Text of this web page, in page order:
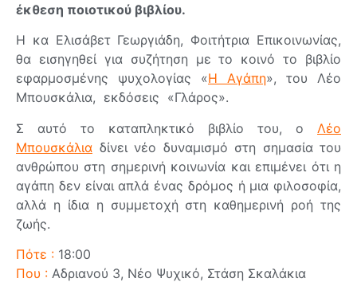
έκθεση ποιοτικού βιβλίου.
Η κα Ελισάβετ Γεωργιάδη, Φοιτήτρια Επικοινωνίας,
θα εισηγηθεί για συζήτηση με το κοινό το βιβλίο
εφαρμοσμένης ψυχολογίας «Η Αγάπη», του Λέο
Μπουσκάλια, εκδόσεις «Γλάρος».
Σ αυτό το καταπληκτικό βιβλίο του, ο Λέο
Μπουσκάλια δίνει νέο δυναμισμό στη σημασία του
ανθρώπου στη σημερινή κοινωνία και επιμένει ότι η
αγάπη δεν είναι απλά ένας δρόμος ή μια φιλοσοφία,
αλλά η ίδια η συμμετοχή στη καθημερινή ροή της
ζωής.
Πότε : 18:00
Που : Αδριανού 3, Νέο Ψυχικό, Στάση Σκαλάκια